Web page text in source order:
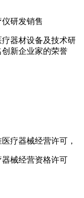
研发销售
器材设备及技术研
新企业家的荣誉
疗器械经营许可，
械经营资格许可